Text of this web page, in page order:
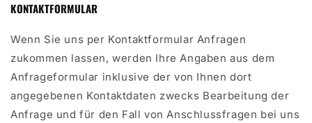
KONTAKTFORMULAR
Wenn Sie uns per Kontaktformular Anfragen
zukommen lassen, werden Ihre Angaben aus dem
Anfrageformular inklusive der von Ihnen dort
angegebenen Kontaktdaten zwecks Bearbeitung der
Anfrage und für den Fall von Anschlussfragen bei uns